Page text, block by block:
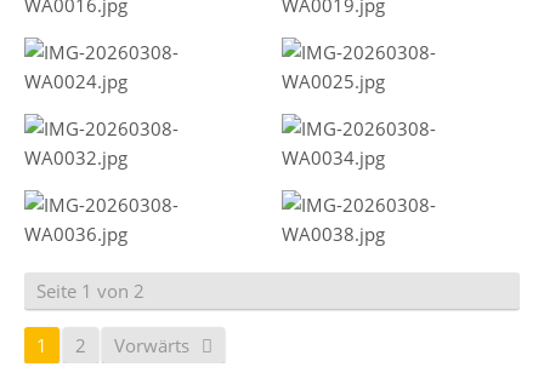
Seite 1 von 2
1 2 Vorwärts